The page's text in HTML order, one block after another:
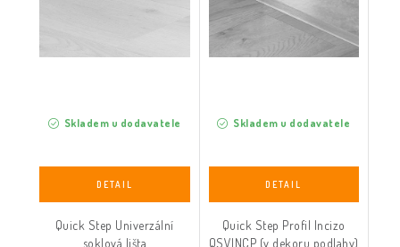
Skladem u dodavatele
Quick Step Univerzální
soklová lišta
Skladem u dodavatele
Quick Step Profil Incizo
QSVINCP (v dekoru podlahy)